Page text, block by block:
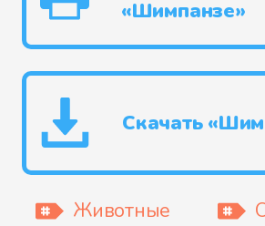
«Шимпанзе»
Скачать
Животные